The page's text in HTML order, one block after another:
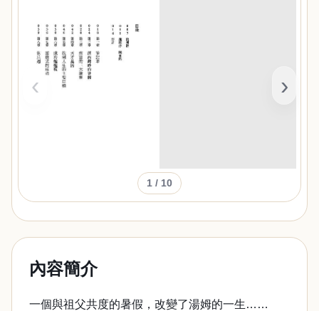
‹ ›
1 / 10
內容簡介
一個與祖父共度的暑假，改變了湯姆的一生……